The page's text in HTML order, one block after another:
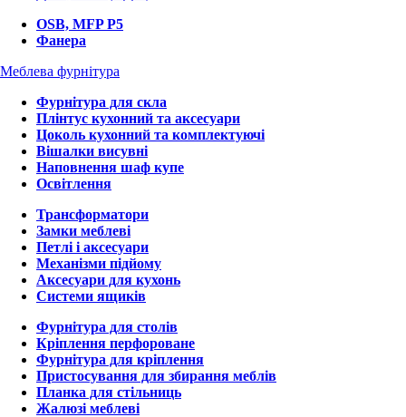
OSB, MFP P5
Фанера
Меблева фурнітура
Фурнітура для скла
Плінтус кухонний та аксесуари
Цоколь кухонний та комплектуючі
Вішалки висувні
Наповнення шаф купе
Освітлення
Трансформатори
Замки меблеві
Петлі і аксесуари
Механізми підйому
Аксесуари для кухонь
Системи ящиків
Фурнітура для столів
Кріплення перфороване
Фурнітура для кріплення
Пристосування для збирання меблів
Планка для стільниць
Жалюзі меблеві